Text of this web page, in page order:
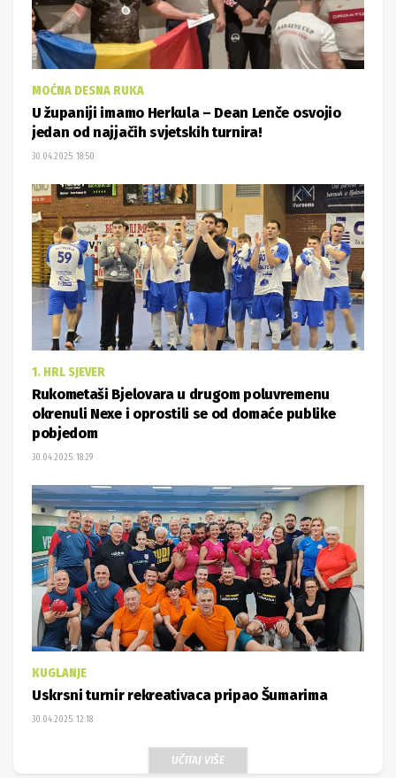
MOĆNA DESNA RUKA
U županiji imamo Herkula – Dean Lenče osvojio
jedan od najjačih svjetskih turnira!
30.04.2025. 18:50
1. HRL SJEVER
Rukometaši Bjelovara u drugom poluvremenu
okrenuli Nexe i oprostili se od domaće publike
pobjedom
30.04.2025. 18:29
KUGLANJE
Uskrsni turnir rekreativaca pripao Šumarima
30.04.2025. 12:18
UČITAJ VIŠE